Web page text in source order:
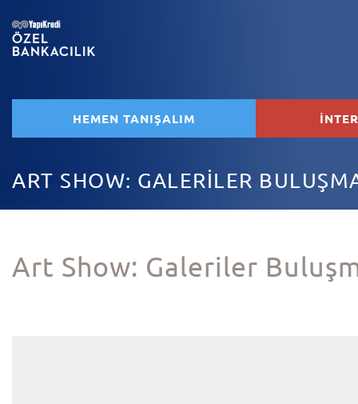
HEMEN TANIŞALIM
ART SHOW: GALERİLER
Art Show: Galeriler